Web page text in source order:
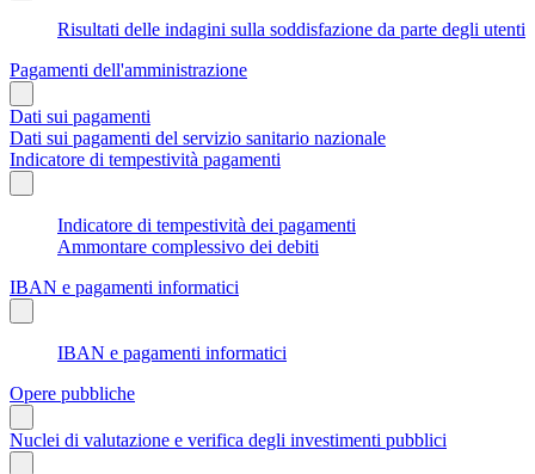
Risultati delle indagini sulla soddisfazione da parte degli utenti
Pagamenti dell'amministrazione
Dati sui pagamenti
Dati sui pagamenti del servizio sanitario nazionale
Indicatore di tempestività pagamenti
Indicatore di tempestività dei pagamenti
Ammontare complessivo dei debiti
IBAN e pagamenti informatici
IBAN e pagamenti informatici
Opere pubbliche
Nuclei di valutazione e verifica degli investimenti pubblici